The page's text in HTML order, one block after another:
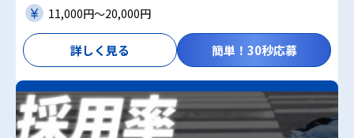
11,000円〜20,000円
詳しく見る 簡単！30秒応募